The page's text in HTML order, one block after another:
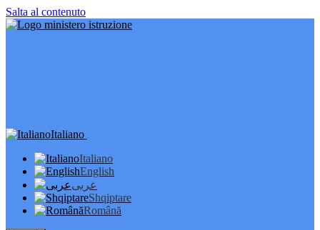
Salta al contenuto
Italiano
Italiano
English
عربى
Shqiptare
Română